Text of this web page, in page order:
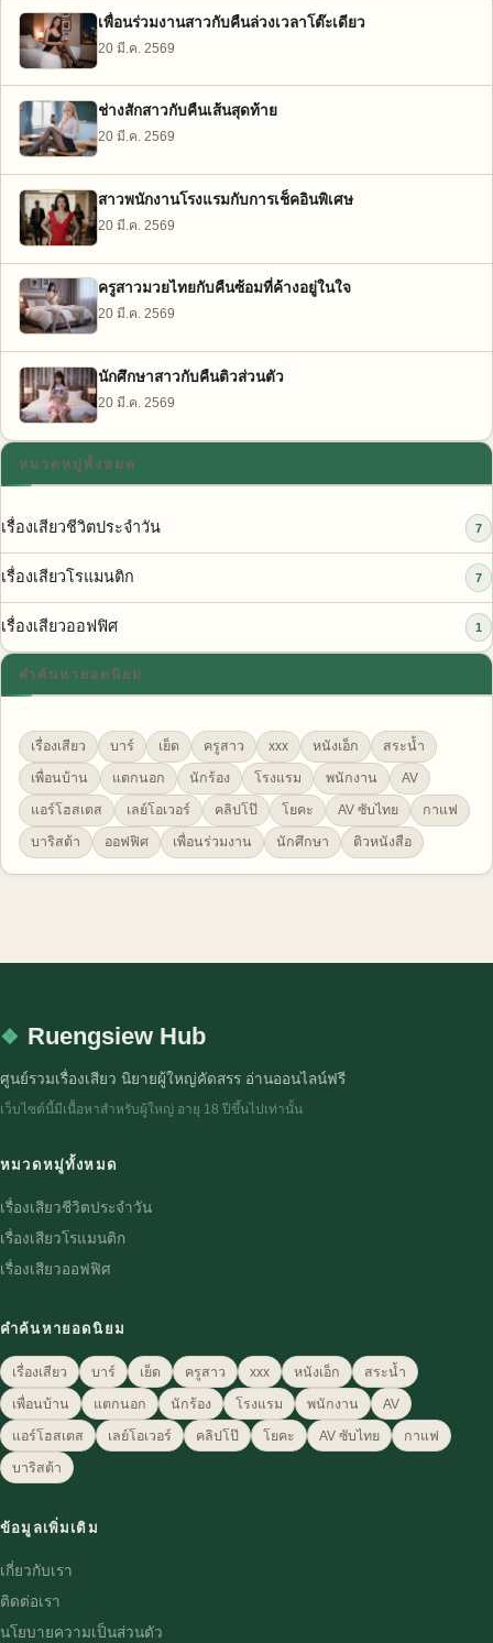
เพื่อนร่วมงานสาวกับคืนล่วงเวลาโต๊ะเดียว
20 มี.ค. 2569
ช่างสักสาวกับคืนเส้นสุดท้าย
20 มี.ค. 2569
สาวพนักงานโรงแรมกับการเช็คอินพิเศษ
20 มี.ค. 2569
ครูสาวมวยไทยกับคืนซ้อมที่ค้างอยู่ในใจ
20 มี.ค. 2569
นักศึกษาสาวกับคืนติวส่วนตัว
20 มี.ค. 2569
หมวดหมู่ทั้งหมด
เรื่องเสียวชีวิตประจำวัน 7
เรื่องเสียวโรแมนติก 7
เรื่องเสียวออฟฟิศ 1
คำค้นหายอดนิยม
เรื่องเสียว บาร์ เย็ด ครูสาว xxx หนังเอ็ก สระน้ำ
เพื่อนบ้าน แตกนอก นักร้อง โรงแรม พนักงาน AV
แอร์โฮสเตส เลย์โอเวอร์ คลิปโป๊ โยคะ AV ซับไทย กาแฟ
บาริสต้า ออฟฟิศ เพื่อนร่วมงาน นักศึกษา ติวหนังสือ
Ruengsiew Hub
ศูนย์รวมเรื่องเสียว นิยายผู้ใหญ่คัดสรร อ่านออนไลน์ฟรี
เว็บไซต์นี้มีเนื้อหาสำหรับผู้ใหญ่ อายุ 18 ปีขึ้นไปเท่านั้น
หมวดหมู่ทั้งหมด
เรื่องเสียวชีวิตประจำวัน
เรื่องเสียวโรแมนติก
เรื่องเสียวออฟฟิศ
คำค้นหายอดนิยม
เรื่องเสียว บาร์ เย็ด ครูสาว xxx หนังเอ็ก สระน้ำ
เพื่อนบ้าน แตกนอก นักร้อง โรงแรม พนักงาน AV
แอร์โฮสเตส เลย์โอเวอร์ คลิปโป๊ โยคะ AV ซับไทย กาแฟ
บาริสต้า
ข้อมูลเพิ่มเติม
เกี่ยวกับเรา
ติดต่อเรา
นโยบายความเป็นส่วนตัว